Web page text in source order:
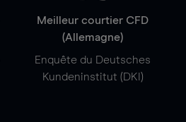
Meilleur courtier CFD
(Allemagne)
Enquête du Deutsches
Kundeninstitut (DKI)